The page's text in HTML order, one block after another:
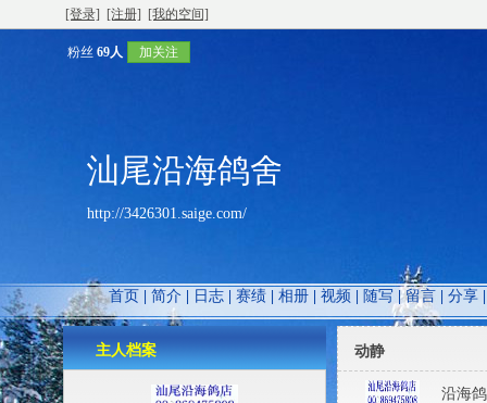
[登录] [注册] [我的空间]
粉丝 69人 加关注
汕尾沿海鸽舍
http://3426301.saige.com/
首页 简介 日志 赛绩 相册 视频 随写 |留言 分享
主人档案 动静
沿海